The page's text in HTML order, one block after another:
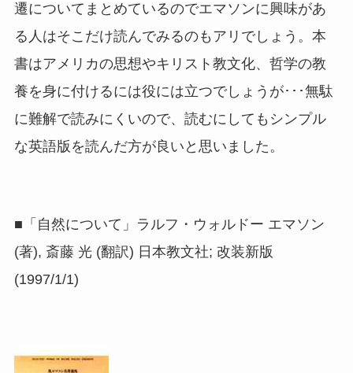
遷についてまとめているのでエマソンに興味があ
る人はそこだけ読んでみるのもアリでしょう。本
書はアメリカの思想やキリスト教文化、哲学の教
養を身に付けるには役には立つでしょうが･･･無駄
に難解で読みにくいので、読むにしてもシンプル
な英語版を読んだ方が良いと思いました。
■「自然について」ラルフ・ウォルドー エマソン
(著), 斎藤 光 (翻訳) 日本教文社; 改装新版
(1997/1/1)